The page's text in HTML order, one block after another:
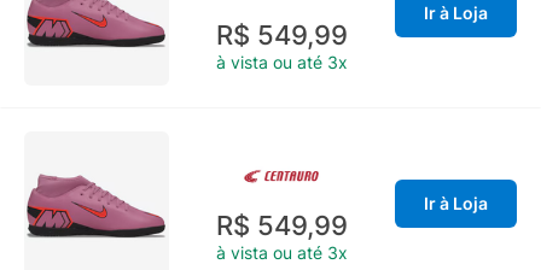
R$ 549,99
à vista ou até 3x
Ir à Loja
R$ 549,99
à vista ou até 3x
Ir à Loja